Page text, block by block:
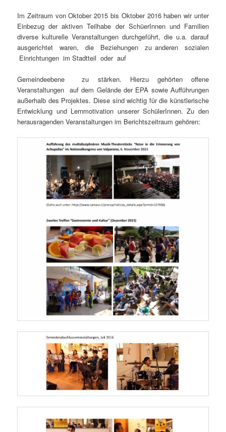
Im Zeitraum von Oktober 2015 bis Oktober 2016 haben wir unter
Einbezug der aktiven Teilhabe der SchüerInnen und Familien
diverse kulturelle Veranstaltungen durchgeführt, die u.a. darauf
ausgerichtet waren, die Beziehungen zu anderen sozialen
Einrichtungen im Stadtteil oder auf
Gemeindeebene zu stärken. Hierzu gehörten offene
Veranstaltungen auf dem Gelände der EPA sowie Aufführungen
außerhalb des Projektes. Diese sind wichtig für die künstlerische
Entwicklung und Lernmotivation unserer SchülerInnen. Zu den
herausragenden Veranstaltungen im Berichtszeitraum gehören: